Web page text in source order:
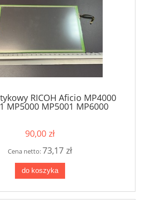
RICOH Aficio MP4000
MP5000 MP5001 MP6000
90,00 zł
Cena netto:73,17 zł
do koszyka